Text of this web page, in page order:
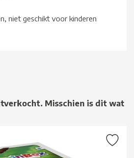
niet geschikt voor kinderen
Misschien is dit wat